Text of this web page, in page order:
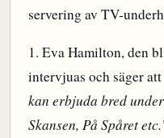
servering av TV-
1. Eva Hamilton, den
intervjuas och säger att
kan erbjuda bred
Skansen, På Spåret